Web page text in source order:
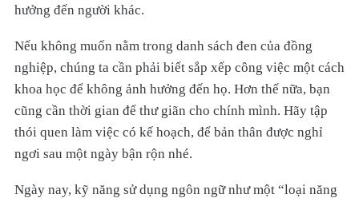
hưởng đến người khác.
Nếu không muốn nằm trong danh sách đen của đồng
nghiệp, chúng ta cần phải biết sắp xếp công việc một cách
khoa học để không ảnh hưởng đến họ. Hơn thế nữa, bạn
cũng cần thời gian để thư giãn cho chính mình. Hãy tập
thói quen làm việc có kế hoạch, để bản thân được nghỉ
ngơi sau một ngày bận rộn nhé.
Ngày nay, kỹ năng sử dụng ngôn ngữ như một “loại năng